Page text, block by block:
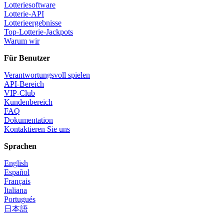
Lotteriesoftware
Lotterie-API
Lotterieergebnisse
Top-Lotterie-Jackpots
Warum wir
Für Benutzer
Verantwortungsvoll spielen
API-Bereich
VIP-Club
Kundenbereich
FAQ
Dokumentation
Kontaktieren Sie uns
Sprachen
English
Español
Français
Italiana
Portugués
日本語